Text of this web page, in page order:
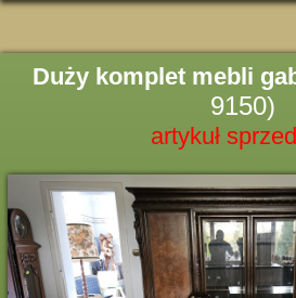
Duży komplet mebli
9150)
artykuł